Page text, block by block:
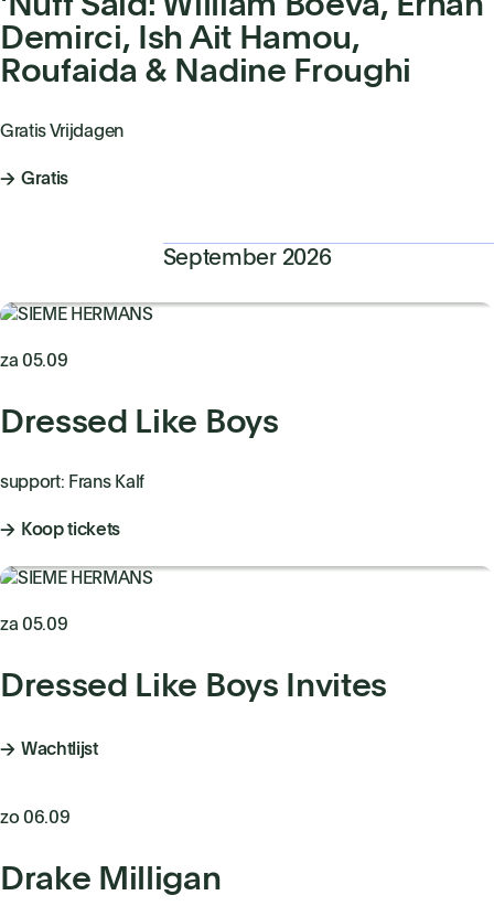
Demirci, Ish Ait Hamou,
Roufaida & Nadine Froughi
Gratis Vrijdagen
Gratis
September 2026
za 05.09
Dressed Like Boys
support: Frans Kalf
Koop tickets
za 05.09
Dressed Like Boys Invites
Wachtlijst
zo 06.09
Drake Milligan